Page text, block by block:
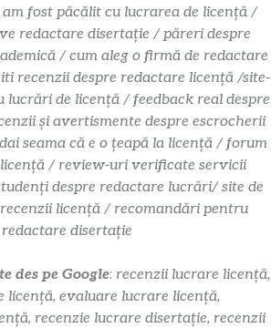
fost păcălit cu lucrarea de licență /
redactare disertație / păreri despre
/ cum aleg o firmă de redactare
recenzii despre redactare licență /site-
lucrări de licență / feedback real despre
și avertismente despre escrocherii
seama că e o țeapă la licență / forum
/ review-uri verificate servicii
despre redactare lucrări/ site de
licență / recomandări pentru
redactare disertație
des pe Google: recenzii lucrare licență,
licență, evaluare lucrare licență,
recenzie lucrare disertație, recenzii